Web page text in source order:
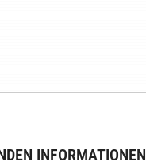
INFORMATIONEN